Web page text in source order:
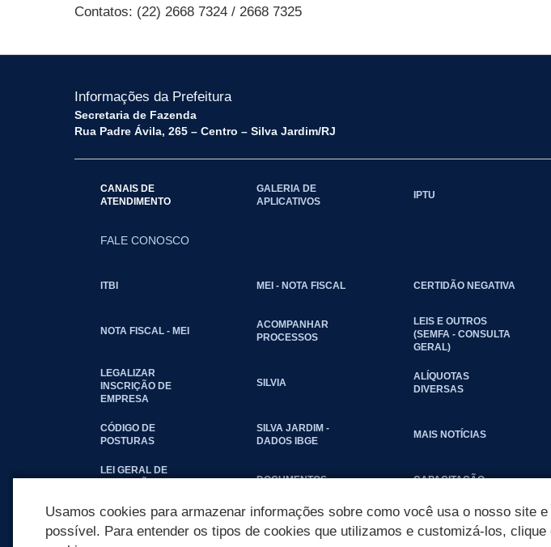
Contatos: (22) 2668 7324 / 2668 7325
Informações da Prefeitura
Secretaria de Fazenda
Rua Padre Ávila, 265 – Centro – Silva Jardim/RJ
CANAIS DE
ATENDIMENTO
FALE CONOSCO
GALERIA DE
APLICATIVOS
IPTU
ITBI MEI - NOTA FISCAL CERTIDÃO NEGATIVA
NOTA FISCAL - MEI
ACOMPANHAR
PROCESSOS
LEIS E OUTROS
(SEMFA - CONSULTA
GERAL)
LEGALIZAR
INSCRIÇÃO DE
EMPRESA
SILVIA
ALÍQUOTAS
DIVERSAS
CÓDIGO DE
POSTURAS
SILVA JARDIM -
DADOS IBGE
MAIS NOTÍCIAS
LEI GERAL DE
DOCUMENTOS CAPACITAÇÃO
Usamos cookies para armazenar informações sobre como você usa o nosso site
possível. Para entender os tipos de cookies que utilizamos e customizá-los,